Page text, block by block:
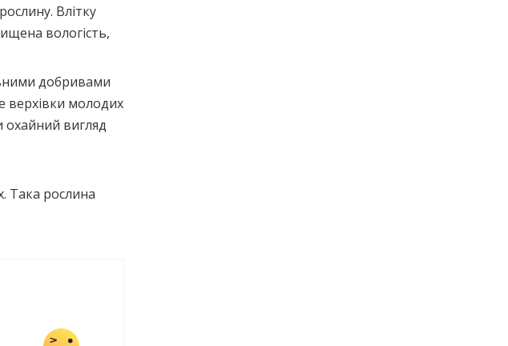
Влітку
вологість,
добривами
верхівки молодих
охайний вигляд
Така рослина